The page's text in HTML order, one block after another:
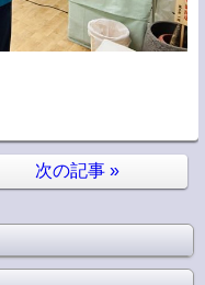
次の記事 »